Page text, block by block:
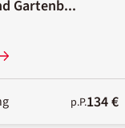
Gartenb...
p.P.134 €